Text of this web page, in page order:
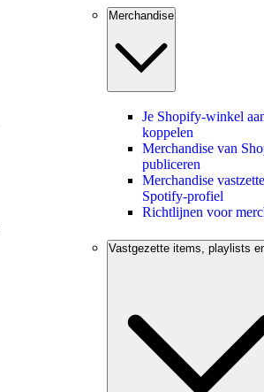
Merchandise
Je Shopify-winkel
koppelen
Merchandise van
publiceren
Merchandise
Spotify-profiel
Richtlijnen voor
Vastgezette items, playlists